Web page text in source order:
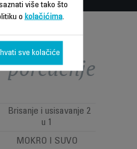
Brisanje i usisavanje 2
u 1
MOKRO I SUVO
više tako što
o kolačićima.
sve kolačiće